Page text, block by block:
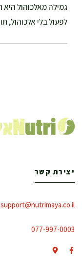
גמילה מאלכוהול היא
לפעול בלי אלכוהול,
יצירת קשר
support@nutrimaya.co.il
077-997-0003